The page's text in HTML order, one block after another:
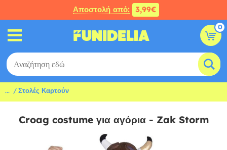
Αποστολή από: 3,99€
0
... Στολές Καρτούν
Croag costume για αγόρια - Zak Storm